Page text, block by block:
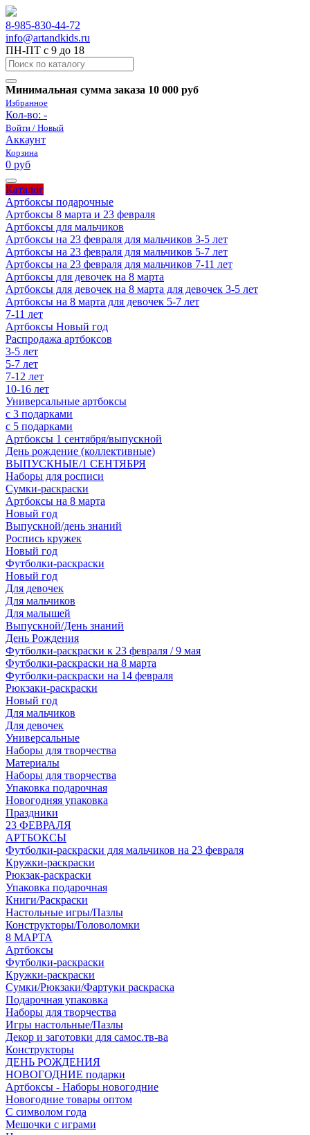
8-985-830-44-72
info@artandkids.ru
ПН-ПТ с 9 до 18
Минимальная сумма заказа 10 000 руб
Избранное
Кол-во: -
Войти / Новый
Аккаунт
Корзина
0 руб
Каталог
Артбоксы подарочные
Артбоксы 8 марта и 23 февраля
Артбоксы для мальчиков
Артбоксы на 23 февраля для мальчиков 3-5 лет
Артбоксы на 23 февраля для мальчиков 5-7 лет
Артбоксы на 23 февраля для мальчиков 7-11 лет
Артбоксы для девочек на 8 марта
Артбоксы для девочек на 8 марта для девочек 3-5 лет
Артбоксы на 8 марта для девочек 5-7 лет
7-11 лет
Артбоксы Новый год
Распродажа артбоксов
3-5 лет
5-7 лет
7-12 лет
10-16 лет
Универсальные артбоксы
с 3 подарками
с 5 подарками
Артбоксы 1 сентября/выпускной
День рождение (коллективные)
ВЫПУСКНЫЕ/1 СЕНТЯБРЯ
Наборы для росписи
Сумки-раскраски
Артбоксы на 8 марта
Новый год
Выпускной/день знаний
Роспись кружек
Новый год
Футболки-раскраски
Новый год
Для девочек
Для мальчиков
Для малышей
Выпускной/День знаний
День Рождения
Футболки-раскраски к 23 февраля / 9 мая
Футболки-раскраски на 8 марта
Футболки-раскраски на 14 февраля
Рюкзаки-раскраски
Новый год
Для мальчиков
Для девочек
Универсальные
Наборы для творчества
Материалы
Наборы для творчества
Упаковка подарочная
Новогодняя упаковка
Праздники
23 ФЕВРАЛЯ
АРТБОКСЫ
Футболки-раскраски для мальчиков на 23 февраля
Кружки-раскраски
Рюкзак-раскраски
Упаковка подарочная
Книги/Раскраски
Настольные игры/Пазлы
Конструкторы/Головоломки
8 МАРТА
Артбоксы
Футболки-раскраски
Кружки-раскраски
Сумки/Рюкзаки/Фартуки раскраска
Подарочная упаковка
Наборы для творчества
Игры настольные/Пазлы
Декор и заготовки для самос.тв-ва
Конструкторы
ДЕНЬ РОЖДЕНИЯ
НОВОГОДНИЕ подарки
Артбоксы - Наборы новогодние
Новогодние товары оптом
С символом года
Мешочки с играми